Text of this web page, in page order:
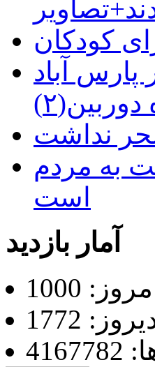
آباد
دوربین(۲)
نداشت
به مردم
است
آمار بازدید
1000
1772